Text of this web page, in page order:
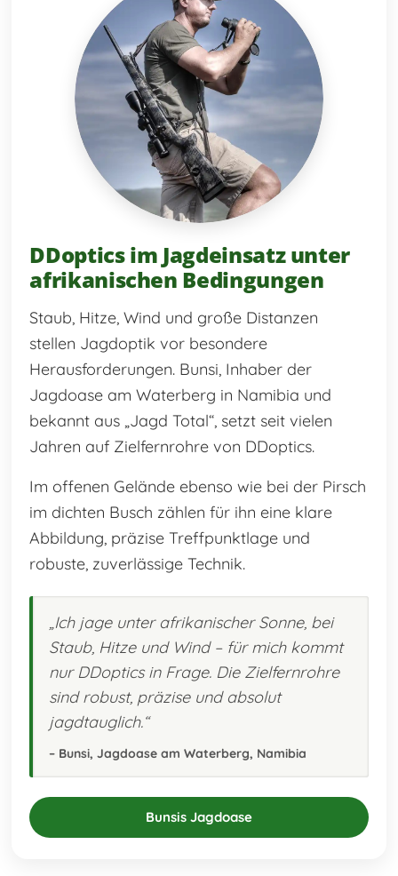
DDoptics im Jagdeinsatz unter
afrikanischen Bedingungen
Staub, Hitze, Wind und große Distanzen
stellen Jagdoptik vor besondere
Herausforderungen. Bunsi, Inhaber der
Jagdoase am Waterberg in Namibia und
bekannt aus „Jagd Total“, setzt seit vielen
Jahren auf Zielfernrohre von DDoptics.
Im offenen Gelände ebenso wie bei der Pirsch
im dichten Busch zählen für ihn eine klare
Abbildung, präzise Treffpunktlage und
robuste, zuverlässige Technik.
„Ich jage unter afrikanischer Sonne, bei
Staub, Hitze und Wind – für mich kommt
nur DDoptics in Frage. Die Zielfernrohre
sind robust, präzise und absolut
jagdtauglich.“
– Bunsi, Jagdoase am Waterberg, Namibia
Bunsis Jagdoase
– externer Link, öffnet in